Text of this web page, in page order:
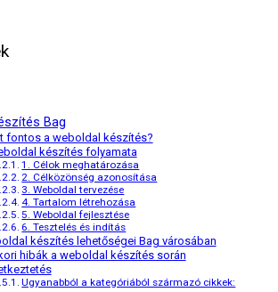
Bag
fontos a weboldal készítés?
készítés folyamata
1. Célok meghatározása
2. Célközönség azonosítása
3. Weboldal tervezése
4. Tartalom létrehozása
5. Weboldal fejlesztése
6. Tesztelés és indítás
készítés lehetőségei Bag városában
hibák a weboldal készítés során
Ugyanabból a kategóriából származó cikkek: